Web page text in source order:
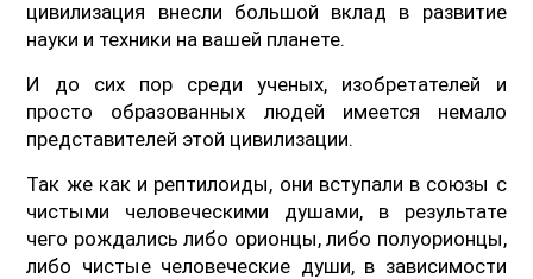
цивилизация внесли большой вклад в развитие
науки и техники на вашей планете.
И до сих пор среди ученых, изобретателей и
просто образованных людей имеется немало
представителей этой цивилизации.
Так же как и рептилоиды, они вступали в союзы с
чистыми человеческими душами, в результате
чего рождались либо орионцы, либо полуорионцы,
либо чистые человеческие души, в зависимости